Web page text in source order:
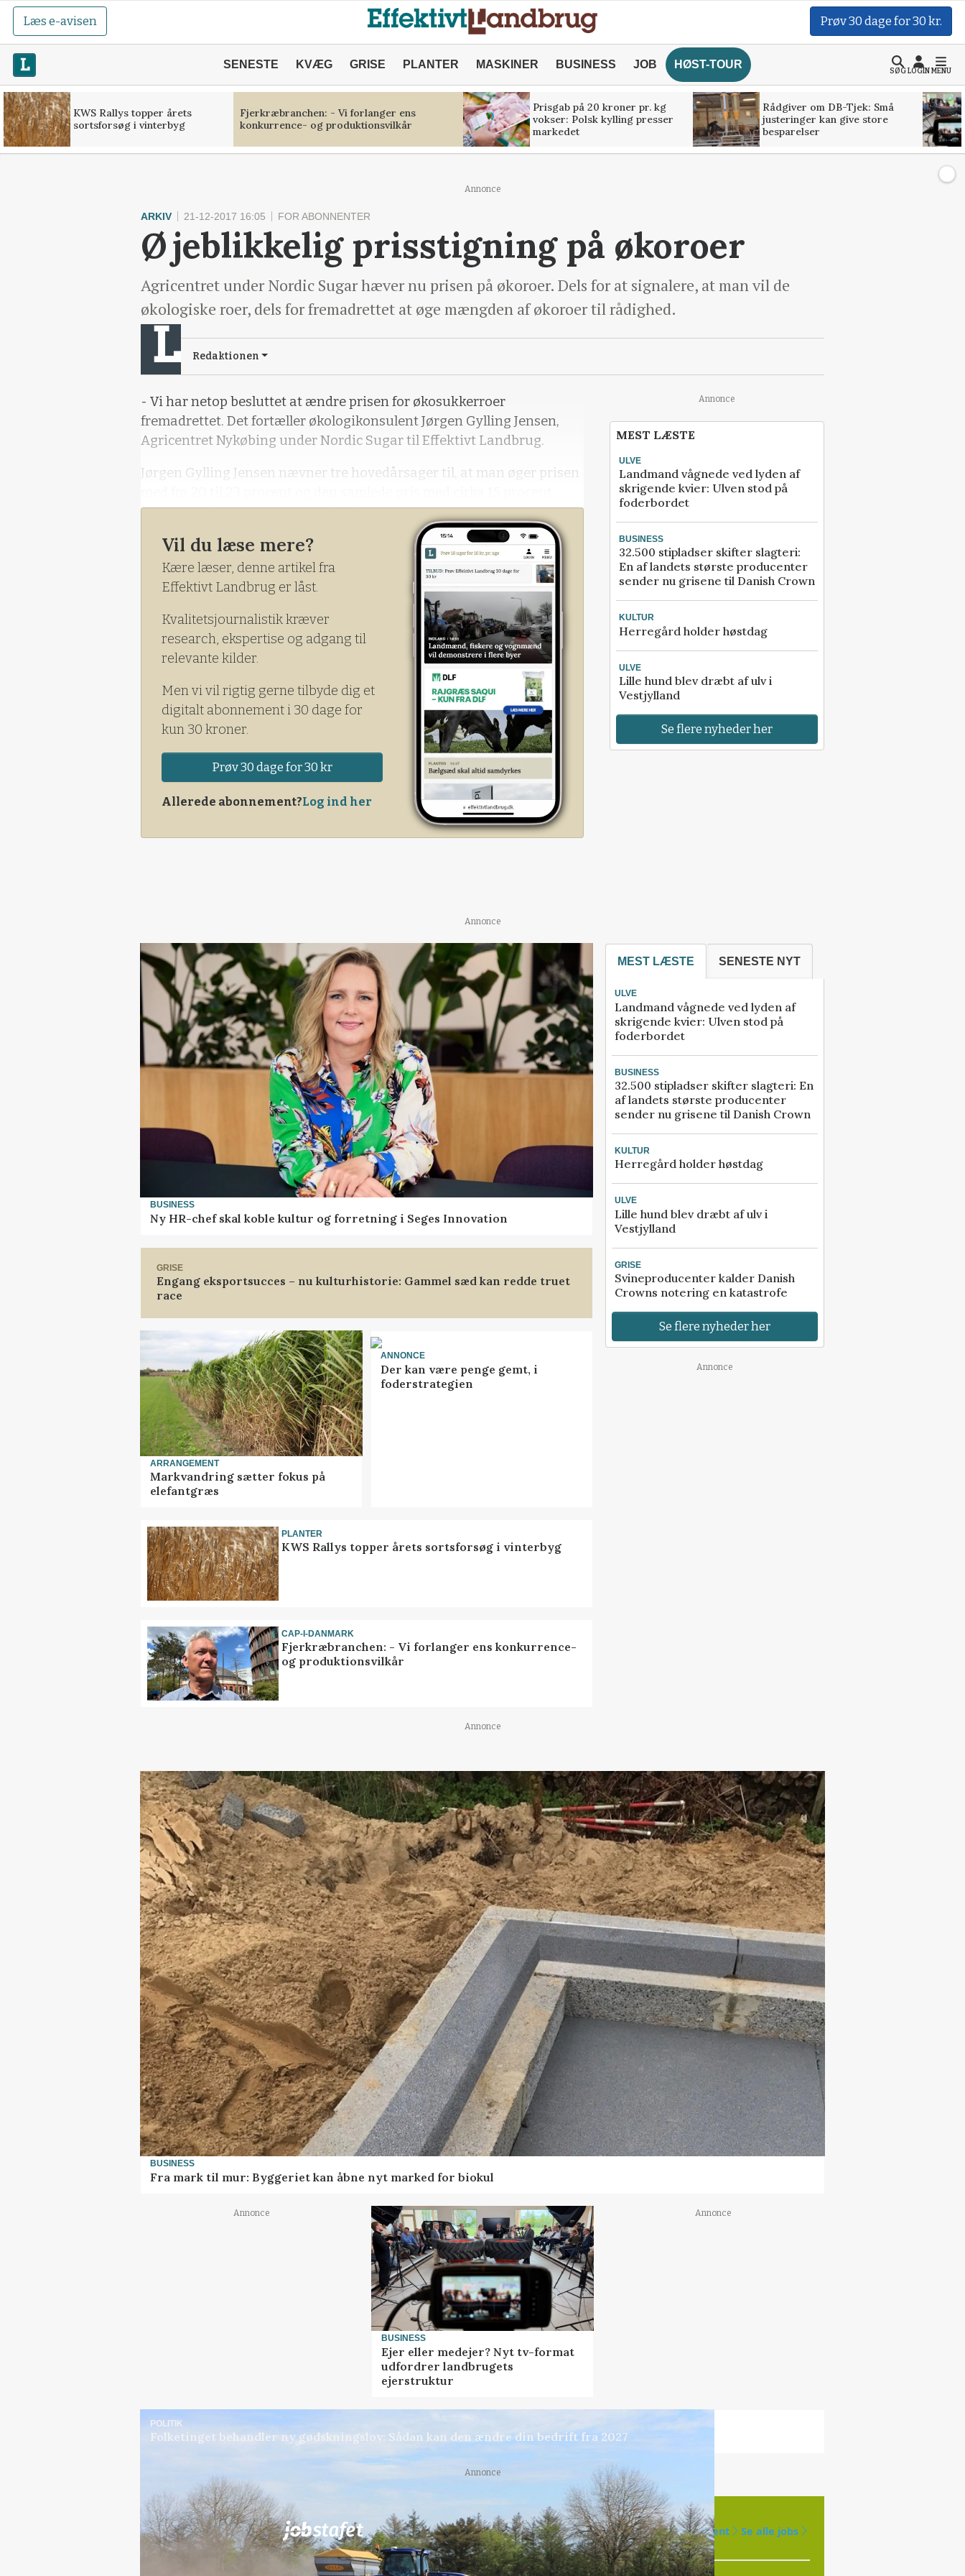
Læs e-avisen Prøv 30 dage for 30 kr.
SENESTE KVÆG GRISE PLANTER MASKINER BUSINESS JOB HØST-TOUR
SØGLOGINMENU
KWS Rallys topper årets
sortsforsøg i vinterbyg
Fjerkræbranchen: - Vi forlanger ens
konkurrence- og produktionsvilkår
Prisgab på 20 kroner pr. kg
vokser: Polsk kylling presser
markedet
Rådgiver om DB-Tjek: Små
justeringer kan give store
besparelser
Annonce
ARKIV 21-12-2017 16:05 FOR ABONNENTER
Øjeblikkelig prisstigning på økoroer
Agricentret under Nordic Sugar hæver nu prisen på økoroer. Dels for at signalere, at man vil de
økologiske roer, dels for fremadrettet at øge mængden af økoroer til rådighed.
Redaktionen
- Vi har netop besluttet at ændre prisen for økosukkerroer
fremadrettet. Det fortæller økologikonsulent Jørgen Gylling Jensen,
Agricentret Nykøbing under Nordic Sugar til Effektivt Landbrug.
Jørgen Gylling Jensen nævner tre hovedårsager til, at man øger prisen
beregnet på samme sukkerindhold og renhed:
Vil du læse mere?
Kære læser, denne artikel fra
Effektivt Landbrug er låst.
Kvalitetsjournalistik kræver
research, ekspertise og adgang til
relevante kilder.
Men vi vil rigtig gerne tilbyde dig et
digitalt abonnement i 30 dage for
kun 30 kroner.
Prøv 30 dage for 30 kr
Allerede abonnement?Log ind her
Annonce
MEST LÆSTE
ULVE
Landmand vågnede ved lyden af
skrigende kvier: Ulven stod på
foderbordet
BUSINESS
32.500 stipladser skifter slagteri:
En af landets største producenter
sender nu grisene til Danish Crown
KULTUR
Herregård holder høstdag
ULVE
Lille hund blev dræbt af ulv i
Vestjylland
Se flere nyheder her
Annonce
BUSINESS
Ny HR-chef skal koble kultur og forretning i Seges Innovation
GRISE
Engang eksportsucces – nu kulturhistorie: Gammel sæd kan redde truet
race
ARRANGEMENT
Markvandring sætter fokus på
elefantgræs
ANNONCE
Der kan være penge gemt, i
foderstrategien
PLANTER
KWS Rallys topper årets sortsforsøg i vinterbyg
CAP-I-DANMARK
Fjerkræbranchen: - Vi forlanger ens konkurrence-
og produktionsvilkår
MEST LÆSTE SENESTE NYT
ULVE
Landmand vågnede ved lyden af
skrigende kvier: Ulven stod på
foderbordet
BUSINESS
32.500 stipladser skifter slagteri: En
af landets største producenter
sender nu grisene til Danish Crown
KULTUR
Herregård holder høstdag
ULVE
Lille hund blev dræbt af ulv i
Vestjylland
GRISE
Svineproducenter kalder Danish
Crowns notering en katastrofe
Se flere nyheder her
Annonce
Annonce
BUSINESS
Fra mark til mur: Byggeriet kan åbne nyt marked for biokul
Annonce
BUSINESS
Ejer eller medejer? Nyt tv-format
udfordrer landbrugets
ejerstruktur
Annonce
POLITIK
Folketinget behandler ny gødskningslov: Sådan kan den ændre din bedrift fra 2027
Annonce
Jobsi samarbejde med 76 ledige stillinger Opret agent Se alle jobs